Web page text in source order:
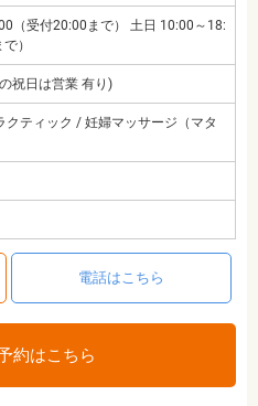
（受付20:00まで） 土日 10:00～18:
）
祝日は営業 有り)
クティック / 妊婦マッサージ（マタ
電話はこちら
約はこちら